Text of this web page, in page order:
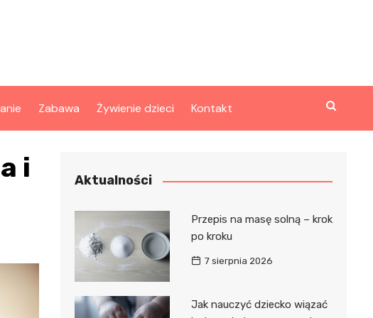
Zabawa Żywienie dzieci Kontakt
i Aktualności
Przepis na masę solną – krok
po kroku
7 sierpnia 2026
Jak nauczyć dziecko wiązać